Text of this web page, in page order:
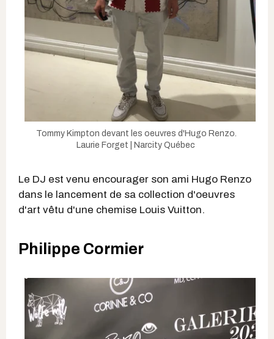
Tommy Kimpton devant les oeuvres d'Hugo Renzo.
Laurie Forget | Narcity Québec
Le DJ est venu encourager son ami Hugo Renzo
dans le lancement de sa collection d'oeuvres
d'art vêtu d'une chemise Louis Vuitton.
Philippe Cormier